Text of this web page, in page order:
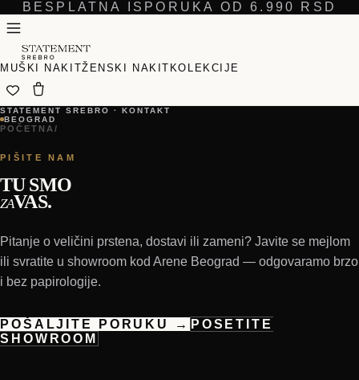
BESPLATNA ISPORUKA OD 6.990 RSD
MUŠKI NAKITŽENSKI NAKIT KOLEKCIJE
STATEMENT SREBRO · KONTAKT
BEOGRAD
POČETNA /
PIŠITE NAM
TU SMO
ZAVAS.
Pitanje o veličini prstena, dostavi ili zameni? Javite se mejlom
ili svratite u showroom kod Arene Beograd — odgovaramo brzo
i bez papirologije.
POŠALJITE PORUKU → POSETITE
SHOWROOM